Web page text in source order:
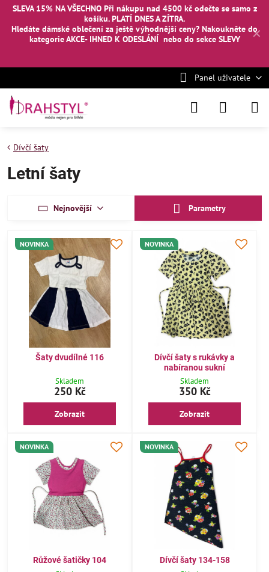
✕
SLEVA 15% NA VŠECHNO Při nákupu nad 4500 kč odečte se samo z
košíku. PLATÍ DNES A ZÍTRA.
Hledáte dámské oblečení za ještě výhodnější ceny? Nakoukněte do
kategorie AKCE- IHNED K ODESLÁNÍ nebo do sekce SLEVY
Panel uživatele
Dívčí šaty
Letní šaty
Nejnovější Parametry
NOVINKA
Šaty dvudílné 116
Skladem
250 Kč
Zobrazit
NOVINKA
Dívčí šaty s rukávky a
nabíranou sukní
Skladem
350 Kč
Zobrazit
NOVINKA
Růžové šatičky 104
NOVINKA
Dívčí šaty 134-158